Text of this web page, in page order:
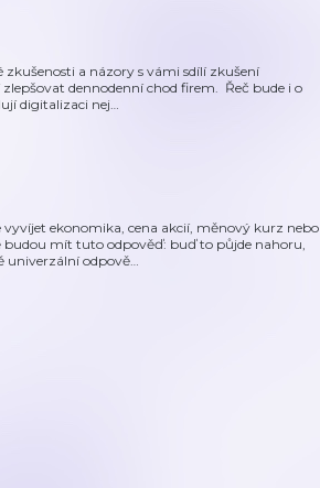
a názory s vámi sdílí zkušení
dennodenní chod firem. Řeč bude i o
digitalizaci nej…
ekonomika, cena akcií, měnový kurz nebo
budou mít tuto odpověď: buď to půjde nahoru,
univerzální odpově…